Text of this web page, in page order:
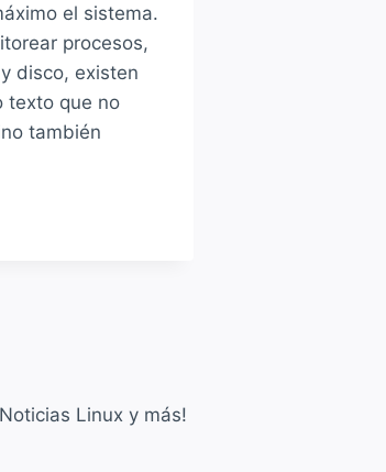
el sistema.
procesos,
disco, existen
texto que no
también
Linux y más!